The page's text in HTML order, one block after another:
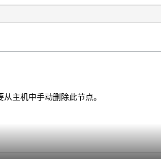
主机中手动删除此节点。